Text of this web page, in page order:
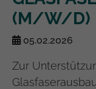
(M/W/D)
05.02.2026
Zur